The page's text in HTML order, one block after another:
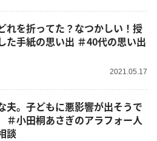
れを折ってた？なつかしい！授
た手紙の思い出 ＃40代の思い出
2021.05.17
夫。子どもに悪影響が出そうで
小田桐あさぎのアラフォー人
談